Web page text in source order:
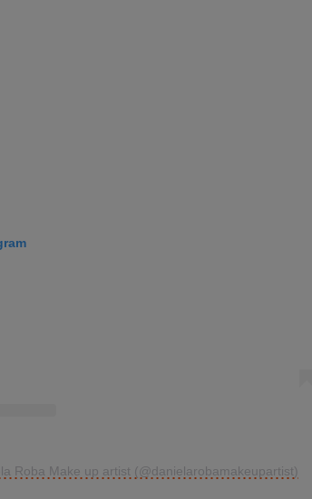
Roba Make up artist (@danielarobamakeupartist)